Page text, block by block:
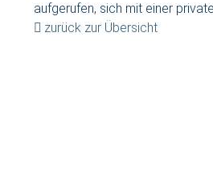
aufgerufen, sich mit einer
zurück zur Übersicht